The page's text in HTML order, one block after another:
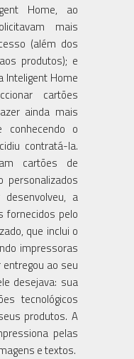
Home, ao
mais
(além dos
produtos); e
Inteligent Home
cartões
ainda mais
o
contratá-la.
cartões de
personalizados
a
fornecidos pelo
que inclui o
impressoras
entregou ao seu
desejava: sua
tecnológicos
produtos. A
pelas
e textos.